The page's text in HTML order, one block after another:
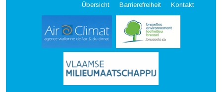
Übersicht Barrierefreiheit Kontakt